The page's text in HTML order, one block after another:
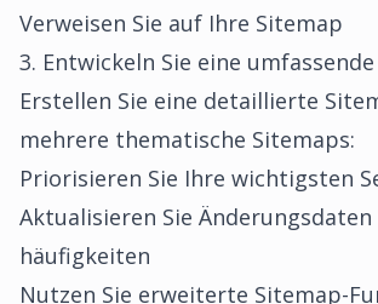
Verweisen Sie auf Ihre Sitemap
3. Entwickeln Sie eine
Erstellen Sie eine detaillierte
mehrere thematische Sitemaps:
Priorisieren Sie Ihre wichtigsten
Aktualisieren Sie Änderungsdaten
häufigkeiten
Nutzen Sie erweiterte Sitemap-